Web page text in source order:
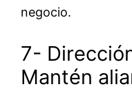
negocio.
7-
Mantén